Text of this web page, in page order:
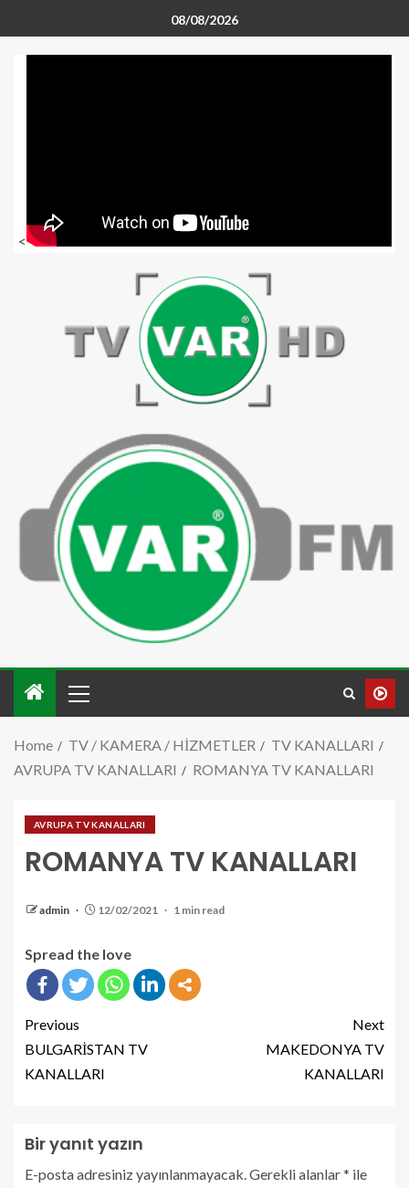
08/08/2026
<
Home TV / KAMERA / HİZMETLER
TV KANALLARI
AVRUPA TV KANALLARI
ROMANYA TV KANALLARI
AVRUPA TV KANALLARI
ROMANYA TV KANALLARI
admin 12/02/2021 1 min read
Spread the love
Previous
BULGARİSTAN TV
KANALLARI
Next
MAKEDONYA TV
KANALLARI
Bir yanıt yazın
E-posta adresiniz yayınlanmayacak.Gerekli alanlar* ile